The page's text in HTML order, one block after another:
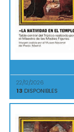
22/12/2026
13 DISPONIBLES